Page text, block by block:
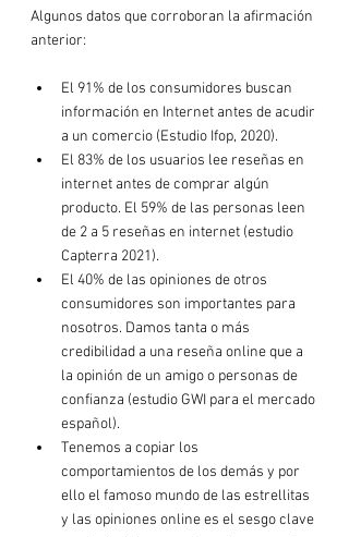
Algunos datos que corroboran la afirmación
El 91% de los consumidores buscan
información en Internet antes de acudir
a un comercio (Estudio Ifop, 2020).
El 83% de los usuarios lee reseñas en
internet antes de comprar algún
producto. El 59% de las personas leen
de 2 a 5 reseñas en internet (estudio
Capterra 2021).
El 40% de las opiniones de otros
consumidores son importantes para
nosotros. Damos tanta o más
credibilidad a una reseña online que a
la opinión de un amigo o personas de
confianza (estudio GWI para el mercado
español).
Tenemos a copiar los
comportamientos de los demás y por
ello el famoso mundo de las estrellitas
y las opiniones online es el sesgo clave